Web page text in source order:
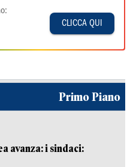
CLICCA QUI
Primo Piano
avanza: i sindaci: